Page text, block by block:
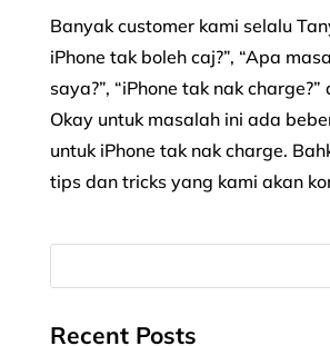
Banyak customer kami selalu
iPhone tak boleh caj?”, “Apa
saya?”, “iPhone tak nak
Okay untuk masalah ini ada
untuk iPhone tak nak charge.
tips dan tricks yang kami akan
Recent Posts